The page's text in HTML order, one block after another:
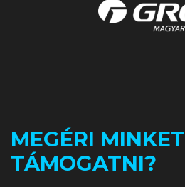
MEGÉRI MINKET
TÁMOGATNI?